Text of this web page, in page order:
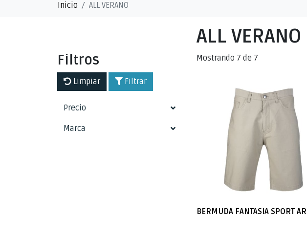
Inicio ALL VERANO
ALL VERANO
Filtros
Limpiar Filtrar
Precio
Marca
Mostrando 7 de 7